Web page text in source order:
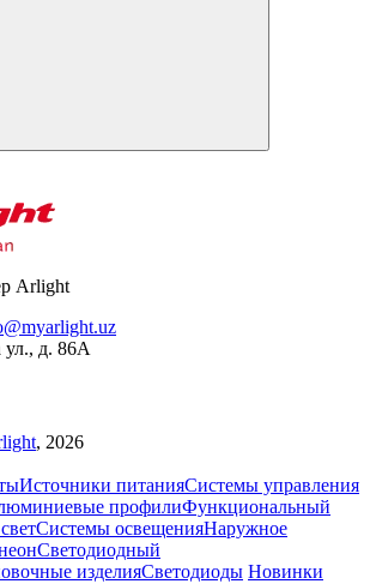
Arlight
д. 86А
, 2026
Источники питанияСистемы управления
профилиФункциональный
Системы освещенияНаружное
Светодиодный
изделияСветодиоды Новинки